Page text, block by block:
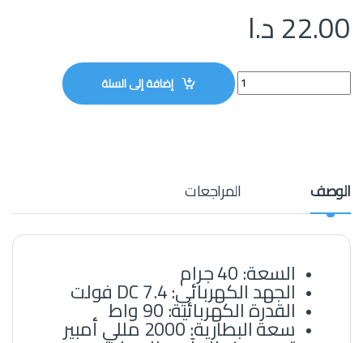
22.00د.ا
مطحنة القهوة اللاسلكية ديكاكيلا KMCF022B quantity إضافة إلى السلة
الوصف المراجعات
السعة: 40 جرام
الجهد الكهربائي: DC 7.4 فولت
القدرة الكهربائية: 90 واط
سعة البطارية: 2000 مللي أمبير